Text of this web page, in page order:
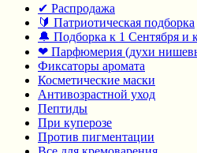
✔ Распродажа
🔰 Патриотическая подборка
🔔 Подборка к 1 Сентября и
❤ Парфюмерия (духи
Фиксаторы аромата
Косметические маски
Антивозрастной уход
Пептиды
При куперозе
Против пигментации